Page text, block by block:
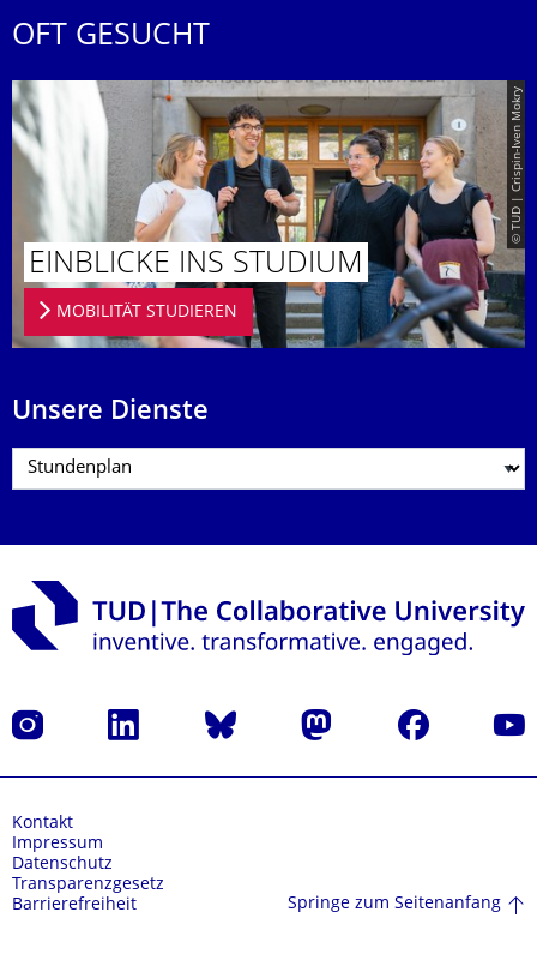
OFT GESUCHT
© TUD | Crispin-Iven Mokry
EINBLICKE INS STUDIUM
MOBILITÄT STUDIEREN
Unsere Dienste
Instagram LinkedIn Bluesky Mastodon Facebook
Kontakt
Impressum
Datenschutz
Transparenzgesetz
Barrierefreiheit
Springe zum Seitenanfang